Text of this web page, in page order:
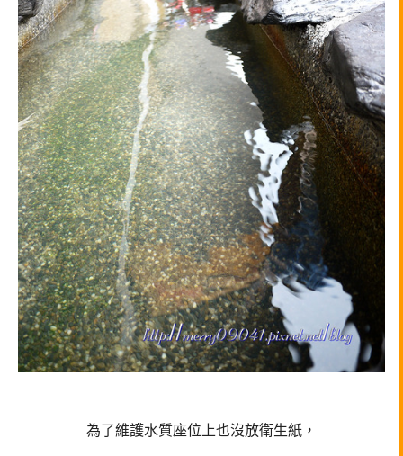
為了維護水質座位上也沒放衛生紙，